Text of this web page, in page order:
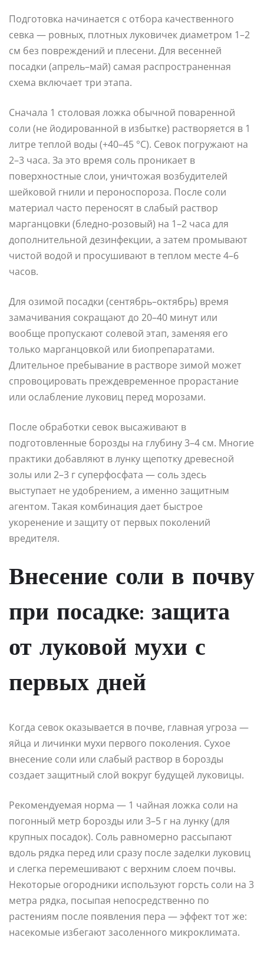
Подготовка начинается с отбора качественного
севка — ровных, плотных луковичек диаметром 1–2
см без повреждений и плесени. Для весенней
посадки (апрель–май) самая распространенная
схема включает три этапа.
Сначала 1 столовая ложка обычной поваренной
соли (не йодированной в избытке) растворяется в 1
литре теплой воды (+40–45 °C). Севок погружают на
2–3 часа. За это время соль проникает в
поверхностные слои, уничтожая возбудителей
шейковой гнили и пероноспороза. После соли
материал часто переносят в слабый раствор
марганцовки (бледно-розовый) на 1–2 часа для
дополнительной дезинфекции, а затем промывают
чистой водой и просушивают в теплом месте 4–6
часов.
Для озимой посадки (сентябрь–октябрь) время
замачивания сокращают до 20–40 минут или
вообще пропускают солевой этап, заменяя его
только марганцовкой или биопрепаратами.
Длительное пребывание в растворе зимой может
спровоцировать преждевременное прорастание
или ослабление луковиц перед морозами.
После обработки севок высаживают в
подготовленные борозды на глубину 3–4 см. Многие
практики добавляют в лунку щепотку древесной
золы или 2–3 г суперфосфата — соль здесь
выступает не удобрением, а именно защитным
агентом. Такая комбинация дает быстрое
укоренение и защиту от первых поколений
вредителя.
Внесение соли в почву
при посадке: защита
от луковой мухи с
первых дней
Когда севок оказывается в почве, главная угроза —
яйца и личинки мухи первого поколения. Сухое
внесение соли или слабый раствор в борозды
создает защитный слой вокруг будущей луковицы.
Рекомендуемая норма — 1 чайная ложка соли на
погонный метр борозды или 3–5 г на лунку (для
крупных посадок). Соль равномерно рассыпают
вдоль рядка перед или сразу после заделки луковиц
и слегка перемешивают с верхним слоем почвы.
Некоторые огородники используют горсть соли на 3
метра рядка, посыпая непосредственно по
растениям после появления пера — эффект тот же:
насекомые избегают засоленного микроклимата.